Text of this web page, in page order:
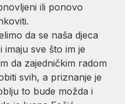
ili ponovo
da se naša djeca
sve što im je
da zajedničkim radom
svih, a priznanje je
to bude možda i